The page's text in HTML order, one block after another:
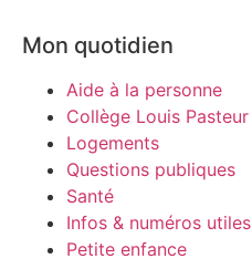
Mon quotidien
Aide à la personne
Collège Louis Pasteur
Logements
Questions publiques
Santé
Infos & numéros utiles
Petite enfance